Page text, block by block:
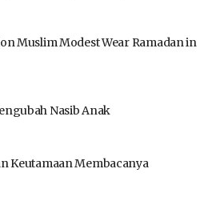
Muslim Modest Wear Ramadan in
Nasib Anak
Keutamaan Membacanya